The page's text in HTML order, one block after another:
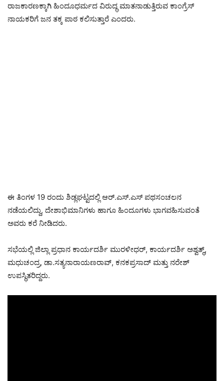
ರಾಜಕಾರಣಕ್ಕಾಗಿ ಹಿಂದೂಧರ್ಮದ ವಿರುದ್ಧ ಮಾತನಾಡುತ್ತಿರುವ ಕಾಂಗ್ರೆಸ್‌
ನಾಯಕರಿಗೆ ಜನ ತಕ್ಕ ಪಾಠ ಕಲಿಸುತ್ತಾರೆ ಎಂದರು.
ಈ ತಿಂಗಳ 19 ರಂದು ಶಿಡ್ಲಘಟ್ಟದಲ್ಲಿ ಆರ್‌.ಎಸ್‌.ಎಸ್‌ ಪಥಸಂಚಲನ
ನಡೆಯಲಿದ್ದು, ದೇಶಾಭಿಮಾನಿಗಳು ಹಾಗೂ ಹಿಂದೂಗಳು ಭಾಗವಹಿಸುವಂತೆ
ಅವರು ಕರೆ ನೀಡಿದರು.
ಸಭೆಯಲ್ಲಿ ಜಿಲ್ಲಾ ಪ್ರಧಾನ ಕಾರ್ಯದರ್ಶಿ ಮುರಳೀಧರ್, ಕಾರ್ಯದರ್ಶಿ ಅಶ್ವತ್ಥ್,
ಮಧುಚಂದ್ರ, ಡಾ.ಸತ್ಯನಾರಾಯಣರಾವ್, ಕನಕಪ್ರಸಾದ್ ಮತ್ತು ನರೇಶ್
ಉಪಸ್ಥಿತರಿದ್ದರು.